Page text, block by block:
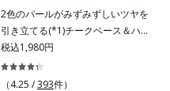
8アイテム分の機能を3ステップに集
約し、よりシンプルなお手入れで、
ハリ・ツヤのある好印象な清潔透明
肌(*1)へ導きます。*1 うるおいによ
る透明感のある肌*2 男性の顔画像
2色のパールがみずみずしいツヤを
引き立てる(*1)チークベース＆ハイ
ライト。ベースメイクの仕上げに重
ねれば、みずみずしいツヤが表情を
一段と魅力的に引き立てる、チーク
税込1,980円
（4.25 /393件）